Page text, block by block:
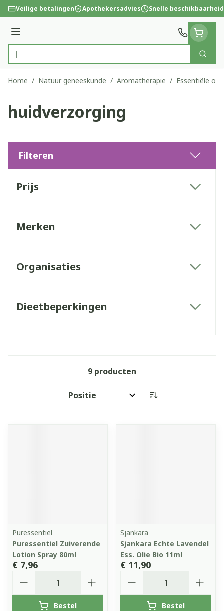
Ga naar de inhoud
Veilige betalingen Apothekersadvies Snelle beschikbaarheid
Menu
Product, merk, categorie...
Zoek
Home / Natuur geneeskunde / Aromatherapie / Essentiële
huidverzorging
Filteren
Prijs
Merken
Organisaties
Dieetbeperkingen
9producten
Sorteer op:
Puressentiel
Puressentiel Zuiverende
Lotion Spray 80ml
€ 7,96
Bestel
Sjankara
Sjankara Echte Lavendel
Ess. Olie Bio 11ml
€ 11,90
Bestel